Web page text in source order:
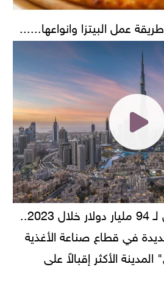
عمل البيتزا وانواعها......
حجم استثمارات يصل لـ 94 مليار دولار خلال 2023..
في قطاع صناعة الأغذية
الأكثر إقبالاً على